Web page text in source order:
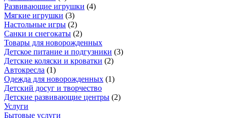
Развивающие игрушки (4)
Мягкие игрушки (3)
Настольные игры (2)
Санки и снегокаты (2)
Товары для новорожденных
Детское питание и подгузники (3)
Детские коляски и кроватки (2)
Автокресла (1)
Одежда для новорожденных (1)
Детский досуг и творчество
Детские развивающие центры (2)
Услуги
Бытовые услуги